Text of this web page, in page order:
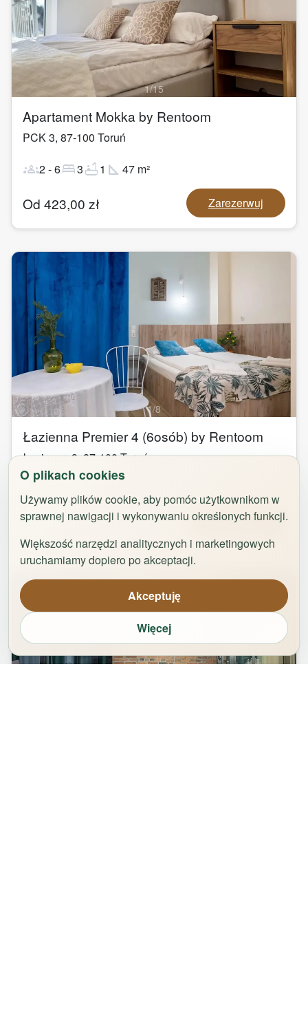
O plikach cookies
Używamy plików cookie, aby pomóc użytkownikom w
sprawnej nawigacji i wykonywaniu określonych funkcji.
Większość narzędzi analitycznych i marketingowych
uruchamiamy dopiero po akceptacji.
Więcej
Akceptuję
1/15
Apartament Mokka by Rentoom
PCK 3, 87-100 Toruń
groups2-6bed3bathtub1 square_foot 47 m²
Od 423,00 zł Zarezerwuj
1/8
Łazienna Premier 4 (6osób) by Rentoom
Łazienna 9,87-100Toruń
Od323,00zł Zarezerwuj